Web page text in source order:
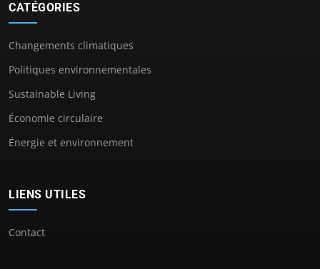
CATÉGORIES
Changements climatiques
Politiques environnementales
Sustainable Living
Économie circulaire
Énergie et environnement
LIENS UTILES
Contact